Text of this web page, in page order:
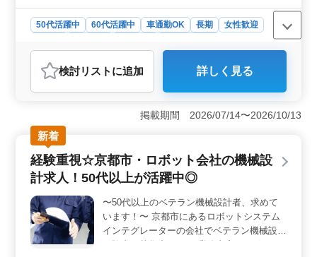
50代活躍中 60代活躍中 車通勤OK 長期
女性歓迎
おすすめポイント
＜経験者優遇・安心の福利厚生＞ 大阪府門真市での溶
接工募集案件は、経験者5年以上を条件に、40代以上の方
の取り付けなどの業務を担当します。半自動溶接やアー
ク溶接など、様々な溶接方法を活かして働けます。
＜働きやすい環境と充実した福利厚生＞ 車通勤が可能
で、作業着は支給されます。さらに、溶接工経験者には
条件面での優遇もあり、資格手当も支給されます。シフ
ト制で休日も確保されており、労働環境に関する不安は
ありません。 ＜急募企業でのキャリアチャンス＞
50代以上の方も積極的に採用している急募企業です。経
験を活かして新たな仕事にチャレンジしたい方、将来性
のある企業で働きたい方に最適な案件です。経験者の方
検討リスト に追加 詳しく見る
掲載期間 2026/07/14〜2026/10/13
新着
経験重視☆京都市・ロボット会社の機械設
計求人！50代以上が活躍中◎
〜50代以上のベテラン機械設計者、求めて
います！〜 京都市にあるロボットシステム
インテグレーターの会社でベテラン機械設計